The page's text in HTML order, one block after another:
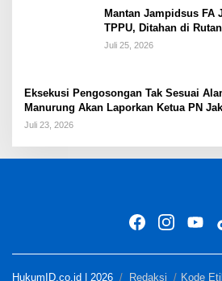
Mantan Jampidsus FA
TPPU, Ditahan di
Juli 25, 2026
Eksekusi Pengosongan Tak Sesuai
Manurung Akan Laporkan Ketua PN
Juli 23, 2026
HukumID.co.id | 2026 Redaksi Kode